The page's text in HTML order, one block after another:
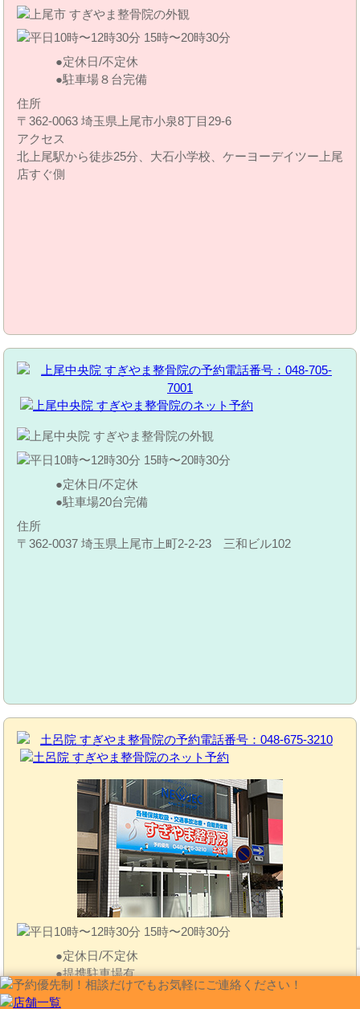
定休日/不定休
駐車場８台完備
住所
〒362-0063 埼玉県上尾市小泉8丁目29‐6
アクセス
北上尾駅から徒歩25分、大石小学校、ケーヨーデイツー上尾
店すぐ側
定休日/不定休
駐車場20台完備
住所
〒362-0037 埼玉県上尾市上町2-2-23 三和ビル102
定休日/不定休
提携駐車場有
住所